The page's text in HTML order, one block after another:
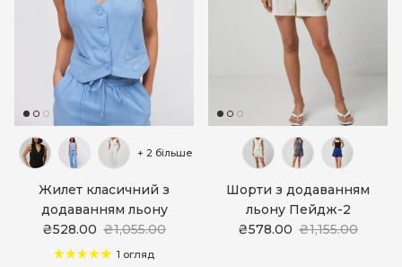
Жилет класичний з
додаванням льону
₴528.00 ₴1,055.00
+ 2 більше
1 огляд
Шорти з додаванням
льону Пейдж-2
₴578.00 ₴1,155.00